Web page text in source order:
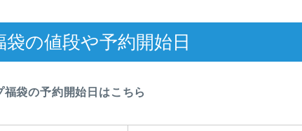
の値段や予約開始日
袋の予約開始日はこちら